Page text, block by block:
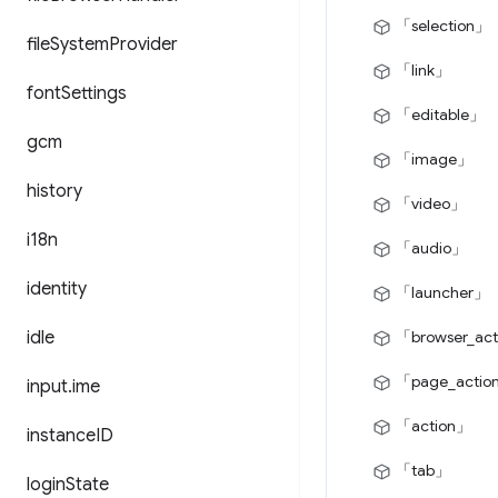
fileSystemProvider
fontSettings
gcm
history
i18n
identity
idle
input.ime
instanceID
loginState
「selection」
「link」
「editable」
「image」
「video」
「audio」
「launcher」
「
「page_action
「action」
「tab」